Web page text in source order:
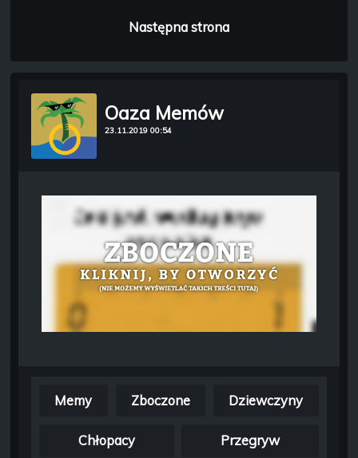
Następna strona
Oaza Memów
23.11.2019 00:54
Memy Zboczone Dziewczyny
Chłopacy Przegryw